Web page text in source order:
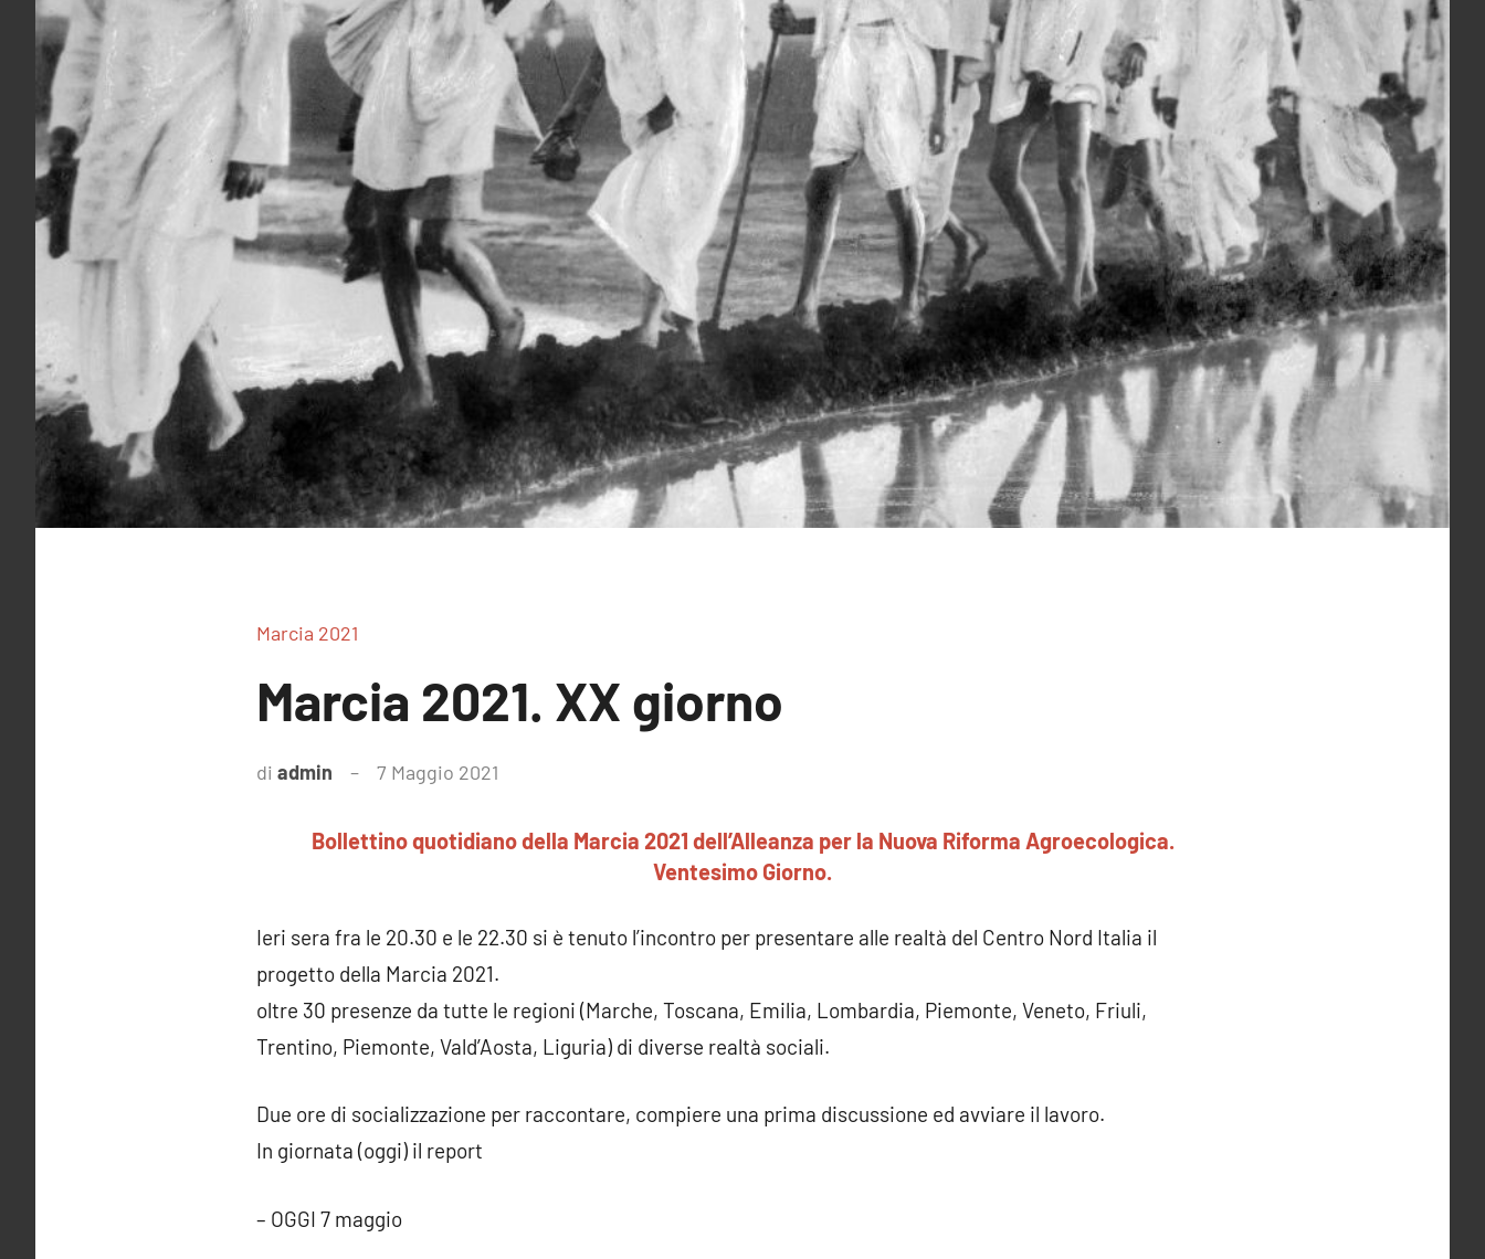
Marcia 2021
Marcia 2021. XX giorno
di admin 7 Maggio 2021
Bollettino quotidiano della Marcia 2021 dell’Alleanza per la Nuova Riforma Agroecologica.
Ventesimo Giorno.
Ieri sera fra le 20.30 e le 22.30 si è tenuto l’incontro per presentare alle realtà del Centro Nord Italia il
progetto della Marcia 2021.
oltre 30 presenze da tutte le regioni (Marche, Toscana, Emilia, Lombardia, Piemonte, Veneto, Friuli,
Trentino, Piemonte, Vald’Aosta, Liguria) di diverse realtà sociali.
Due ore di socializzazione per raccontare, compiere una prima discussione ed avviare il lavoro.
In giornata (oggi) il report
– OGGI 7 maggio